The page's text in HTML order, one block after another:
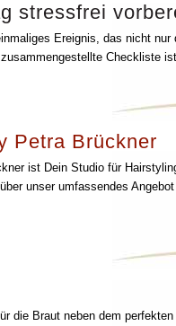
stressfrei
Ereignis, das nicht
Checkliste
Petra Brückner
ist Dein Studio für
unser umfassendes
die Braut neben dem